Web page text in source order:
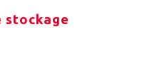
stockage